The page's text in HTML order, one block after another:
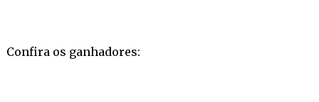
Confira os ganhadores: